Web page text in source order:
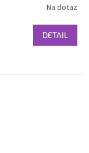
Na dotaz
DETAIL